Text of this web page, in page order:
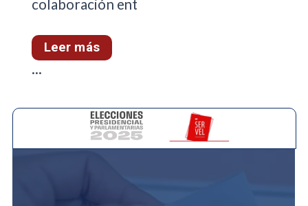
colaboración ent
Leer más
...